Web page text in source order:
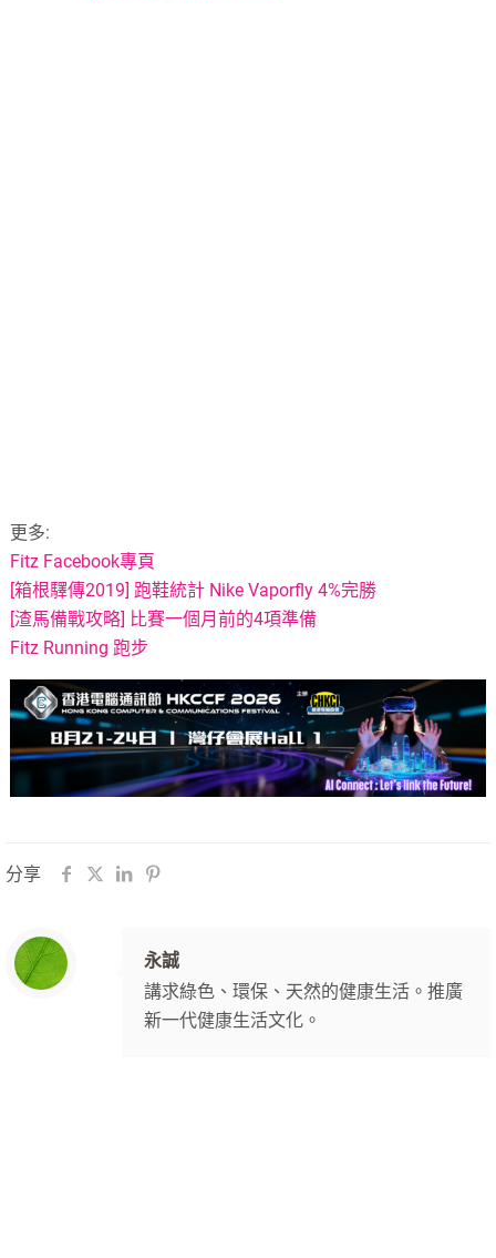
更多:
Fitz Facebook專頁
[箱根驛傳2019] 跑鞋統計 Nike Vaporfly 4%完勝
[渣馬備戰攻略] 比賽一個月前的4項準備
Fitz Running 跑步
分享
永誠
講求綠色、環保、天然的健康生活。推廣
新一代健康生活文化。